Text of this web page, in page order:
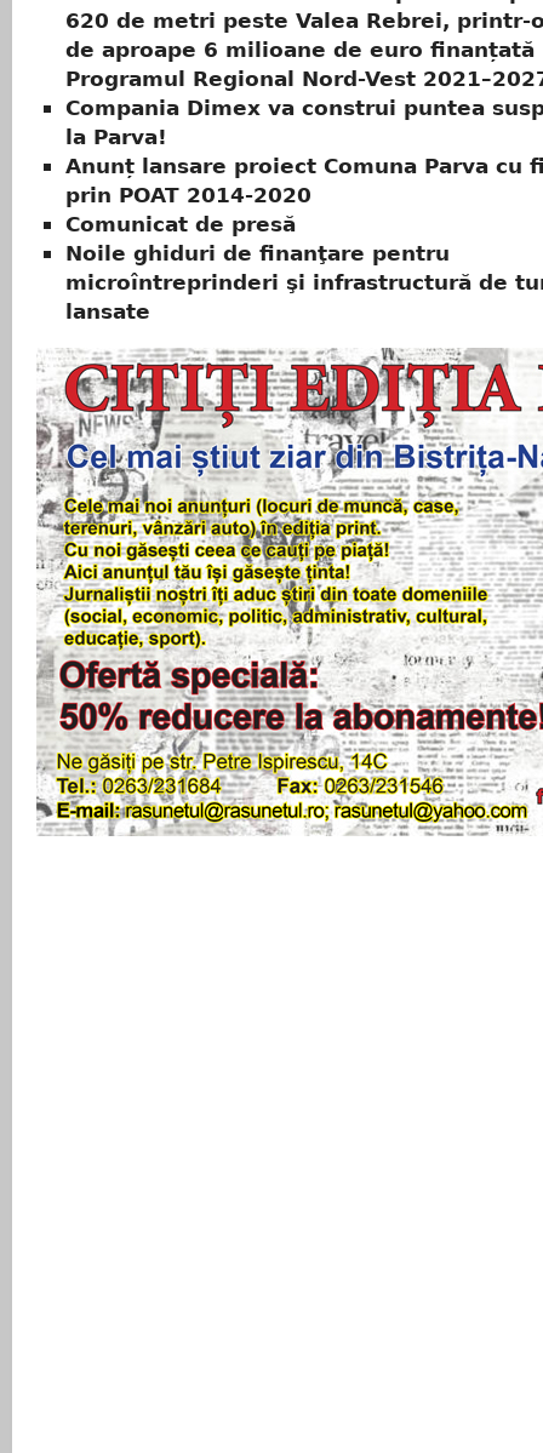
620 de metri peste Valea Rebrei,
de aproape 6 milioane de euro finanțată
Programul Regional Nord-Vest
Compania Dimex va construi puntea
la Parva!
Anunț lansare proiect Comuna Parva cu
prin POAT 2014-2020
Comunicat de presă
Noile ghiduri de finanţare pentru
microîntreprinderi şi infrastructură de
lansate